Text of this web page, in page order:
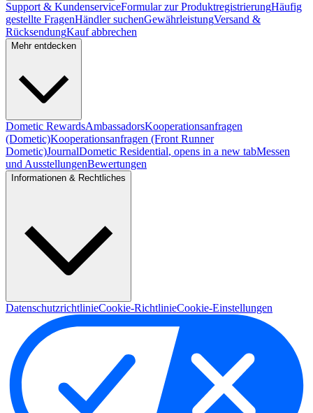
Support & KundenserviceFormular zur ProduktregistrierungHäufig
gestellte FragenHändler suchenGewährleistungVersand &
RücksendungKauf abbrechen
Mehr entdecken
Dometic RewardsAmbassadorsKooperationsanfragen
(Dometic)Kooperationsanfragen (Front Runner
Dometic)JournalDometic Residential, opens in a new tabMessen
und AusstellungenBewertungen
Informationen & Rechtliches
DatenschutzrichtlinieCookie-RichtlinieCookie-Einstellungen